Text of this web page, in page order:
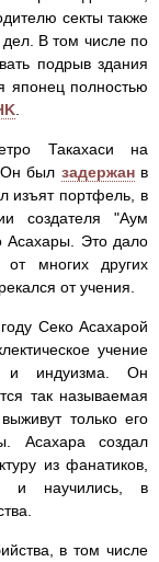
секты также
В том числе по
подрыв здания
японец полностью
Такахаси на
Он был задержанв
изъят портфель, в
создателя "Аум
Асахары. Это дало
многих других
от учения.
Секо Асахарой
учение
и индуизма. Он
так называемая
только его
Асахара создал
из фанатиков,
и научились, в
в том числе